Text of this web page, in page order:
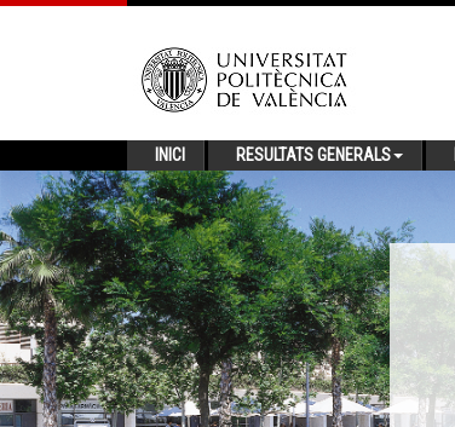
INICI RESULTATS GENERALS